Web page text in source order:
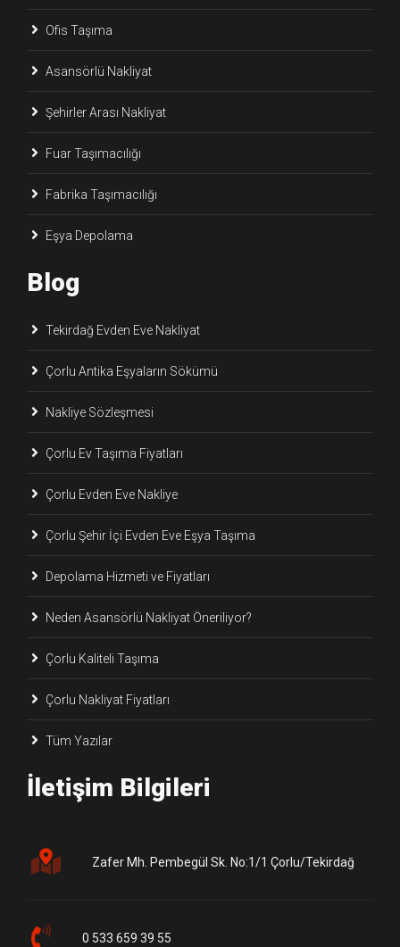
Ofis Taşıma
Asansörlü Nakliyat
Şehirler Arası Nakliyat
Fuar Taşımacılığı
Fabrika Taşımacılığı
Eşya Depolama
Blog
Tekirdağ Evden Eve Nakliyat
Çorlu Antika Eşyaların Sökümü
Nakliye Sözleşmesi
Çorlu Ev Taşıma Fiyatları
Çorlu Evden Eve Nakliye
Çorlu Şehir İçi Evden Eve Eşya Taşıma
Depolama Hizmeti ve Fiyatları
Neden Asansörlü Nakliyat Öneriliyor?
Çorlu Kaliteli Taşıma
Çorlu Nakliyat Fiyatları
Tüm Yazılar
İletişim Bilgileri
Zafer Mh. Pembegül Sk. No:1/1 Çorlu/Tekirdağ
0 533 659 39 55